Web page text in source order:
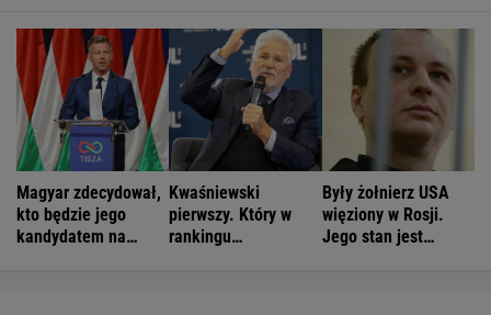
Magyar zdecydował,
kto będzie jego
kandydatem na
Kwaśniewski
pierwszy. Który w
rankingu
Były żołnierz USA
więziony w Rosji.
Jego stan jest